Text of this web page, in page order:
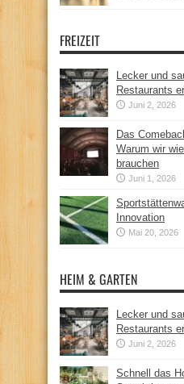
FREIZEIT
Lecker und
Restaurants
Juni 2, 2026
Das
Warum wir
brauchen
Juni 1, 2026
Innovation
Mai 20, 2026
HEIM & GARTEN
Lecker und
Restaurants
Juni 2, 2026
Schnell das